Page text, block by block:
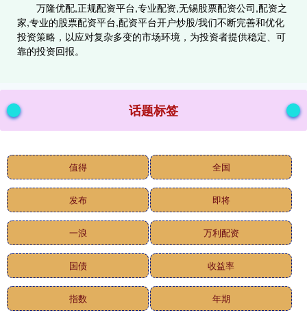
万隆优配,正规配资平台,专业配资,无锡股票配资公司,配资之
家,专业的股票配资平台,配资平台开户炒股/我们不断完善和优化
投资策略，以应对复杂多变的市场环境，为投资者提供稳定、可
靠的投资回报。
话题标签
值得 全国
发布 即将
一浪 万利配资
国债 收益率
指数 年期